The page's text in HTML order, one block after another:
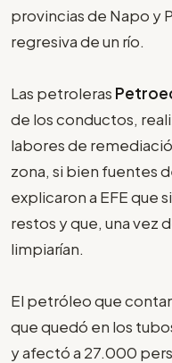
provincias de Napo y
regresiva de un río.
Las petroleras
de los conductos,
labores de
zona, si bien fuentes
explicaron a EFE que
restos y que, una vez
limpiarían.
El petróleo que
que quedó en los
y afectó a 27.000